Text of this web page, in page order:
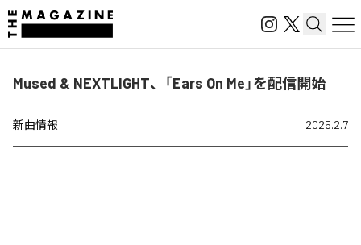
Mused & NEXTLIGHT、「Ears On Me」を配信開始
新曲情報 2025.2.7